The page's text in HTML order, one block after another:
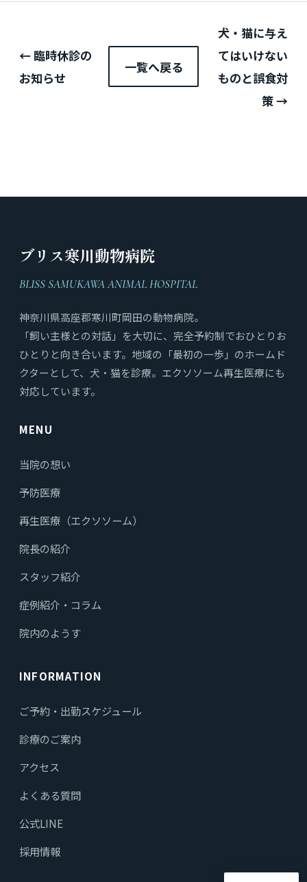
← 臨時休診の
お知らせ
一覧へ戻る
犬・猫に与え
てはいけない
ものと誤食対
策 →
ブリス寒川動物病院
BLISS SAMUKAWA ANIMAL HOSPITAL
神奈川県高座郡寒川町岡田の動物病院。
「飼い主様との対話」を大切に、完全予約制でおひとりお
ひとりと向き合います。地域の「最初の一歩」のホームド
クターとして、犬・猫を診療。エクソソーム再生医療にも
対応しています。
MENU
当院の想い
予防医療
再生医療（エクソソーム）
院長の紹介
スタッフ紹介
症例紹介・コラム
院内のようす
INFORMATION
ご予約・出勤スケジュール
診療のご案内
アクセス
よくある質問
公式LINE
採用情報